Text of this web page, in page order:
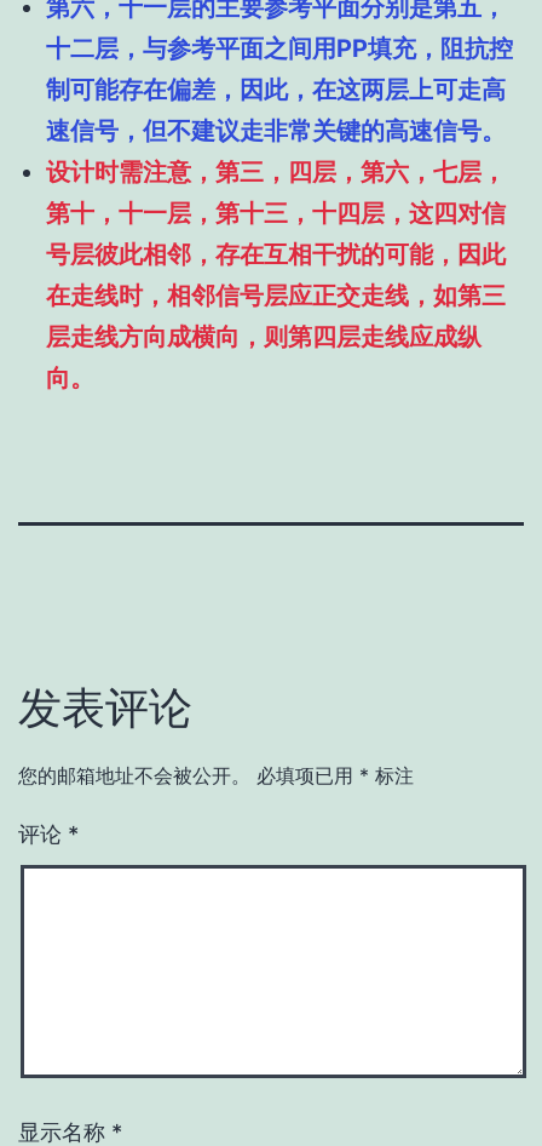
第六，十一层的主要参考平面分别是第五，
十二层，与参考平面之间用PP填充，阻抗控
制可能存在偏差，因此，在这两层上可走高
速信号，但不建议走非常关键的高速信号。
设计时需注意，第三，四层，第六，七层，
第十，十一层，第十三，十四层，这四对信
号层彼此相邻，存在互相干扰的可能，因此
在走线时，相邻信号层应正交走线，如第三
层走线方向成横向，则第四层走线应成纵
向。
发表评论
您的邮箱地址不会被公开。 必填项已用 * 标注
评论 *
显示名称 *